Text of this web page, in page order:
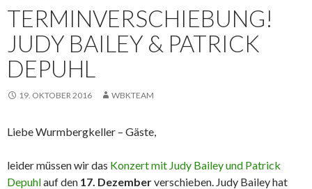
TERMINVERSCHIEBUNG!
JUDY BAILEY & PATRICK
DEPUHL
19. OKTOBER 2016 WBKTEAM
Liebe Wurmbergkeller – Gäste,
leider müssen wir das Konzert mit Judy Bailey und Patrick
Depuhlauf den 17. Dezemberverschieben. Judy Bailey hat